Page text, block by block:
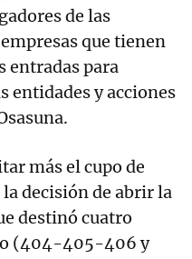
de las
que tienen
entradas para
entidades y acciones
más el cupo de
decisión de abrir la
destinó cuatro
(404-405-406 y